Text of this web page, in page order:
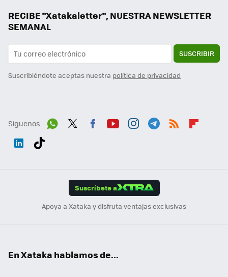
RECIBE "Xatakaletter", NUESTRA NEWSLETTER
SEMANAL
SUSCRIBIR
Suscribiéndote aceptas nuestra política de privacidad
Síguenos
Suscríbete a
Apoya a Xataka y disfruta ventajas exclusivas
En Xataka hablamos de...